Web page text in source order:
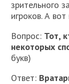
зрительного
игроков. А
Вопрос: Тот,
некоторых
букв)
Ответ: